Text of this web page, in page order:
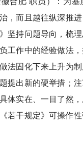
，而且越往纵深推
坚持问题导向，梳
工作中的经验做法，
法固化下来上升为
提出新的硬举措；
体实在、一目了然
干规定》可操作性